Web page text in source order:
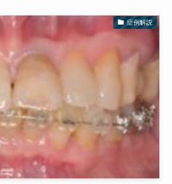
症例解説